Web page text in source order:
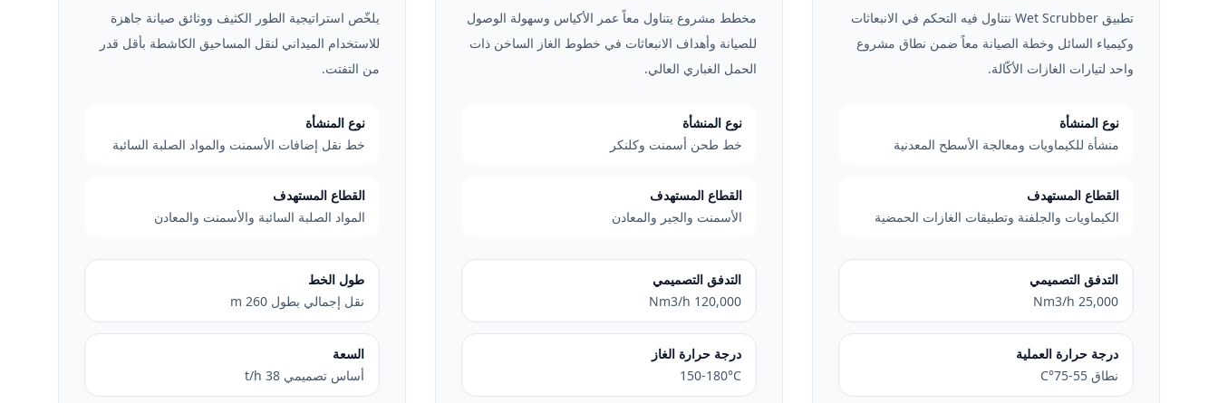
تطبيق Wet Scrubber نتناول فيه التحكم في الانبعاثات
وكيمياء السائل وخطة الصيانة معاً ضمن نطاق مشروع
واحد لتيارات الغازات الأكّالة.
نوع المنشأة
منشأة للكيماويات ومعالجة الأسطح المعدنية
القطاع المستهدف
الكيماويات والجلفنة وتطبيقات الغازات الحمضية
التدفق التصميمي
25,000 Nm3/h
درجة حرارة العملية
نطاق 55-75°C
مخطط مشروع يتناول معاً عمر الأكياس وسهولة الوصول
للصيانة وأهداف الانبعاثات في خطوط الغاز الساخن ذات
الحمل الغباري العالي.
نوع المنشأة
خط طحن أسمنت وكلنكر
القطاع المستهدف
الأسمنت والجير والمعادن
التدفق التصميمي
120,000 Nm3/h
درجة حرارة الغاز
150-180°C
يلخّص استراتيجية الطور الكثيف ووثائق صيانة جاهزة
للاستخدام الميداني لنقل المساحيق الكاشطة بأقل قدر
من التفتت.
نوع المنشأة
خط نقل إضافات الأسمنت والمواد الصلبة السائبة
القطاع المستهدف
المواد الصلبة السائبة والأسمنت والمعادن
طول الخط
نقل إجمالي بطول 260 m
السعة
أساس تصميمي 38 t/h